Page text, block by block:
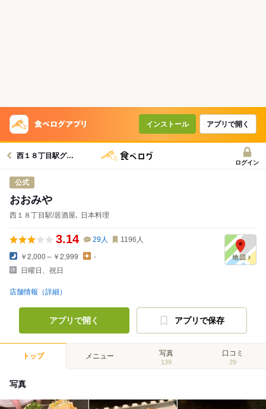
インストール アプリで開く
西１８丁目駅グルメへ
ログイン
公式
おおみや
西１８丁目駅/居酒屋､ 日本料理
3.14 29人 1196 人
￥2,000～￥2,999
-
日曜日、祝日
店舗情報（詳細）
アプリで開く アプリで保存
トップ メニュー 写真
139
口コミ
29
写真